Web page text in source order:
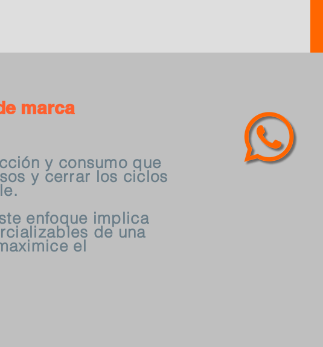
marca
y consumo que
y cerrar los ciclos
enfoque implica
de una
el